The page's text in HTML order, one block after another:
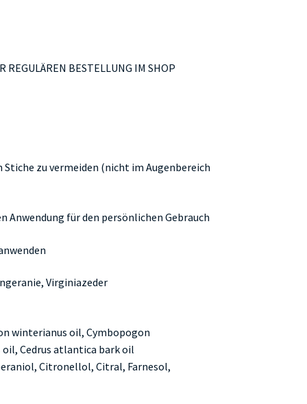
REGULÄREN BESTELLUNG IM SHOP
zu vermeiden (nicht im Augenbereich
für den persönlichen Gebrauch
Virginiazeder
winterianus oil, Cymbopogon
Cedrus atlantica bark oil
Citronellol, Citral, Farnesol,